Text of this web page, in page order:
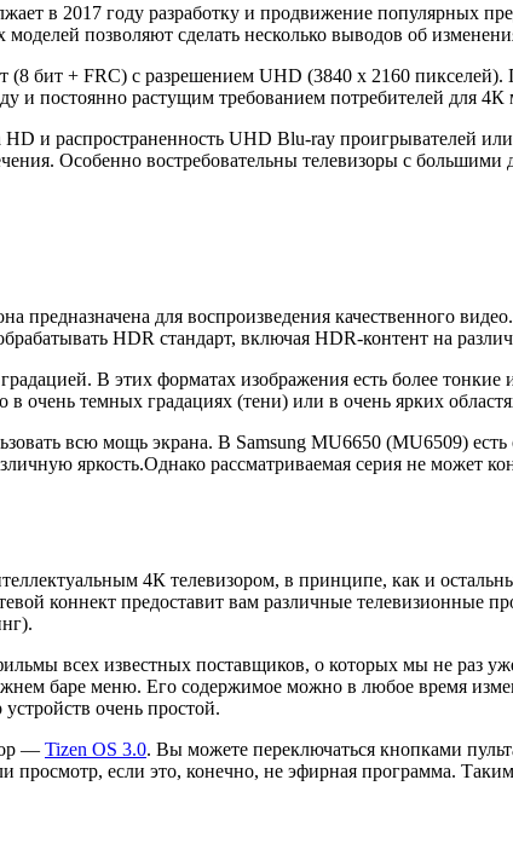
в 2017 году разработку и продвижение популярных
позволяют сделать несколько выводов об
бит + FRC) с разрешением UHD (3840 x 2160 пикселей).
и постоянно растущим требованием потребителей для 4К
и распространенность UHD Blu-ray проигрывателей
Особенно востребовательны телевизоры с большими
предназначена для воспроизведения качественного
HDR стандарт, включая HDR-контент на
В этих форматах изображения есть более
очень темных градациях (тени) или в очень ярких
всю мощь экрана. В Samsung MU6650 (MU6509)
яркость.Однако рассматриваемая серия не может
4К телевизором, в принципе, как и
коннект предоставит вам различные телевизионные
всех известных поставщиков, о которых мы не раз
баре меню. Его содержимое можно в любое время
очень простой.
— Tizen OS 3.0. Вы можете переключаться кнопками
просмотр, если это, конечно, не эфирная программа.